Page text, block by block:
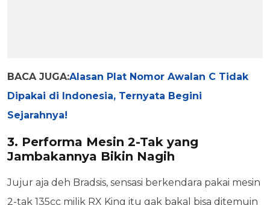
BACA JUGA:Alasan Plat Nomor Awalan C Tidak
Dipakai di Indonesia, Ternyata Begini
Sejarahnya!
3. Performa Mesin 2-Tak yang
Jambakannya Bikin Nagih
Jujur aja deh Bradsis, sensasi berkendara pakai mesin
2-tak 135cc milik RX King itu gak bakal bisa ditemuin